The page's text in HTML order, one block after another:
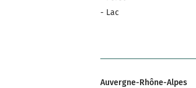
- Lac
Auvergne-Rhône-Alpes